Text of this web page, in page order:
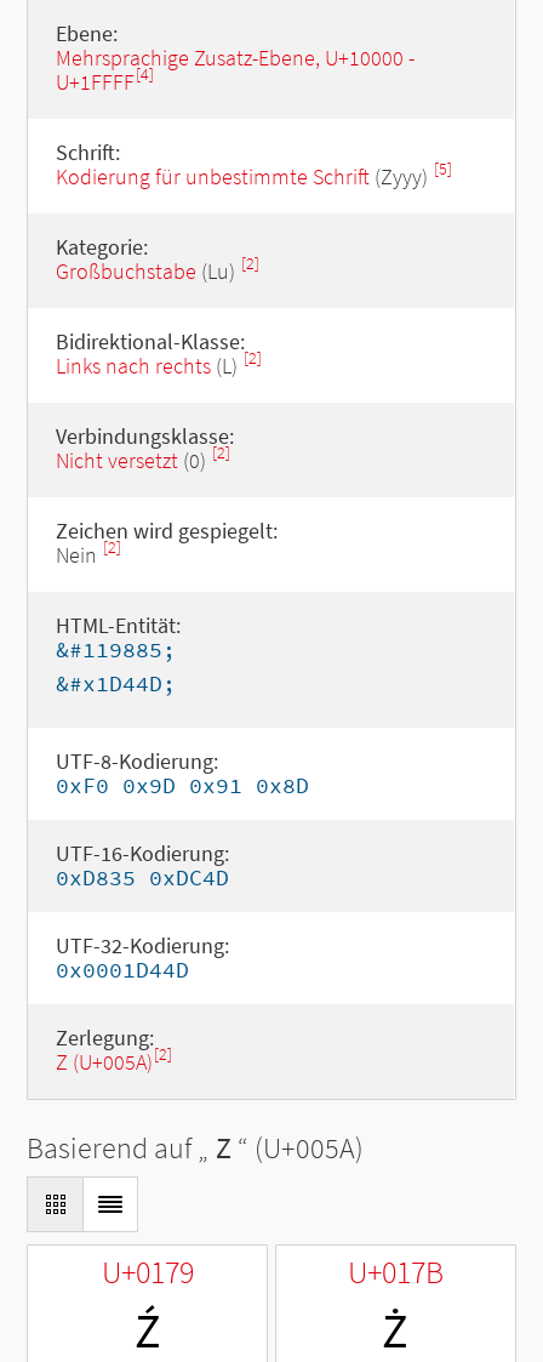
Ebene:
Mehrsprachige Zusatz-Ebene, U+10000 -
U+1FFFF[4]
Schrift:
Kodierung für unbestimmte Schrift(Zyyy) [5]
Kategorie:
Großbuchstabe (Lu) [2]
Bidirektional-Klasse:
Links nach rechts(L) [2]
Verbindungsklasse:
Nicht versetzt(0) [2]
Zeichen wird gespiegelt:
Nein [2]
HTML-Entität:
&#119885;
&#x1D44D;
UTF-8-Kodierung:
0xF0 0x9D 0x91 0x8D
UTF-16-Kodierung:
0xD835 0xDC4D
UTF-32-Kodierung:
0x0001D44D
Zerlegung:
Z (U+005A)[2]
Basierend auf „ Z “ (U+005A)
U+0179
Ź
U+017B
Ż